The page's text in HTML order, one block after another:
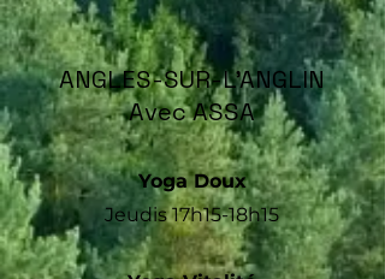
ANGLES-SUR-L’ANGLIN
Avec ASSA
Yoga Doux
Jeudis 17h15-18h15